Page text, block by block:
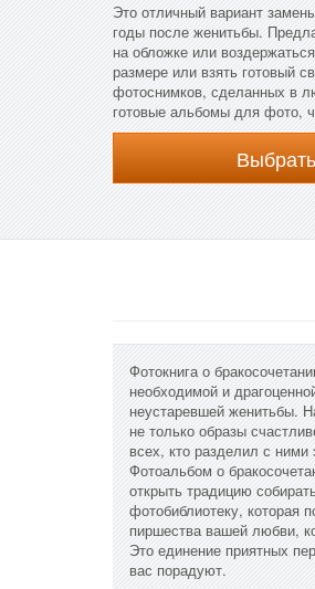
Это отличный вариант
годы после женитьбы.
на обложке или
размере или взять готовый
фотоснимков, сделанных в
готовые альбомы для фото,
Фотокнига о
необходимой и
неустаревшей женитьбы.
не только образы
всех, кто разделил с ними
Фотоальбом о
открыть традицию
фотобиблиотеку, которая
пиршества вашей любви,
Это единение приятных
вас порадуют.